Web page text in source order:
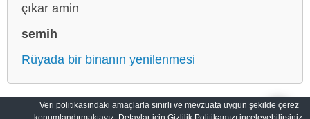
çıkar amin
semih
Rüyada bir binanın yenilenmesi
Veri politikasındaki amaçlarla sınırlı ve mevzuata uygun şekilde çerez